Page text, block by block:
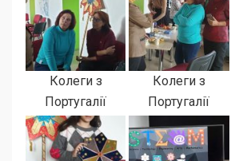
Колеги з
Португалії
Колеги з
Португалії